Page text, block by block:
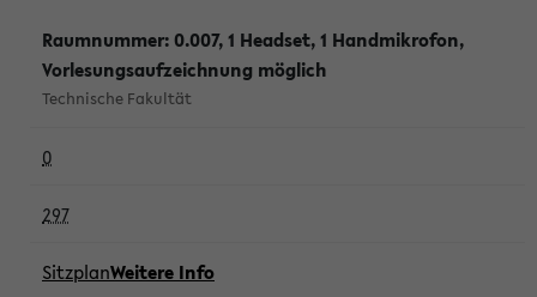
Raumnummer: 0.007, 1 Headset, 1 Handmikrofon,
Vorlesungsaufzeichnung möglich
Technische Fakultät
0
297
SitzplanWeitere Info